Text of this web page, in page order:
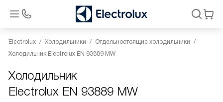
Electrolux Холодильники
Отдельностоящие холодильники
Холодильник Electrolux EN 93889 MW
Холодильник
Electrolux EN 93889 MW